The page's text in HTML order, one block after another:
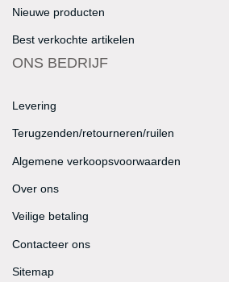
Nieuwe producten
Best verkochte artikelen
ONS BEDRIJF
Levering
Terugzenden/retourneren/ruilen
Algemene verkoopsvoorwaarden
Over ons
Veilige betaling
Contacteer ons
Sitemap